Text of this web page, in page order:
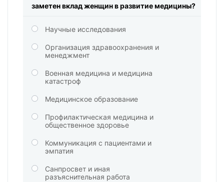
заметен вклад женщин в развитие медицины?
Научные исследования
Организация здравоохранения и
менеджмент
Военная медицина и медицина
катастроф
Медицинское образование
Профилактическая медицина и
общественное здоровье
Коммуникация с пациентами и
эмпатия
Санпросвет и иная
разъяснительная работа